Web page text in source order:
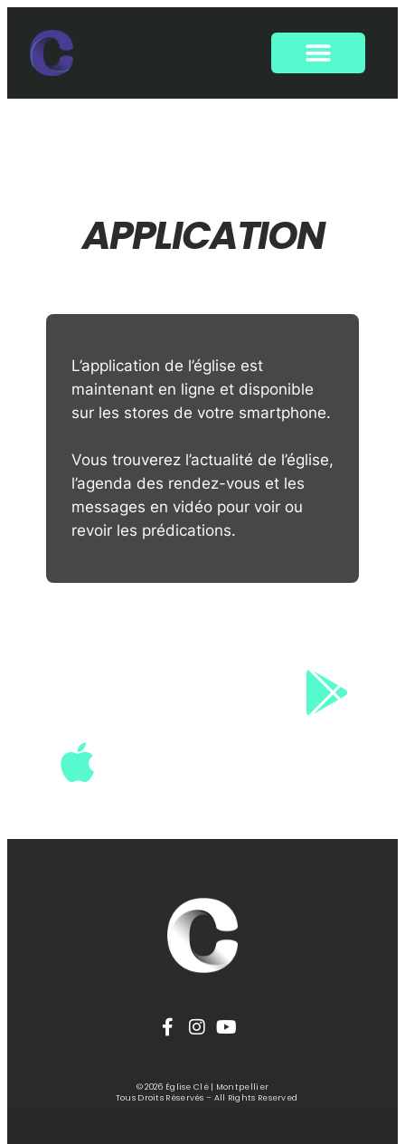
APPLICATION
L’application de l’église est
maintenant en ligne et disponible
sur les stores de votre smartphone.
Vous trouverez l’actualité de l’église,
l’agenda des rendez-vous et les
messages en vidéo pour voir ou
revoir les prédications.
© 2026 Église Clé | Montpellier
Tous Droits Réservés – All Rights Reserved